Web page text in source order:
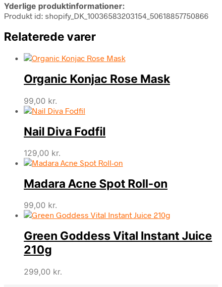
Yderlige produktinformationer:
Produkt id: shopify_DK_10036583203154_50618857750866
Relaterede varer
Organic Konjac Rose Mask
99,00 kr.
Nail Diva Fodfil
129,00 kr.
Madara Acne Spot Roll-on
99,00 kr.
Green Goddess Vital Instant Juice
210g
299,00 kr.